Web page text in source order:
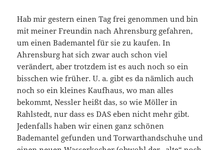
Hab mir gestern einen Tag frei genommen und bin
mit meiner Freundin nach Ahrensburg gefahren,
um einen Bademantel für sie zu kaufen. In
Ahrensburg hat sich zwar auch schon viel
verändert, aber trotzdem ist es auch noch so ein
bisschen wie früher. U. a. gibt es da nämlich auch
noch so ein kleines Kaufhaus, wo man alles
bekommt, Nessler heißt das, so wie Möller in
Rahlstedt, nur dass es DAS eben nicht mehr gibt.
Jedenfalls haben wir einen ganz schönen
Bademantel gefunden und Torwarthandschuhe und